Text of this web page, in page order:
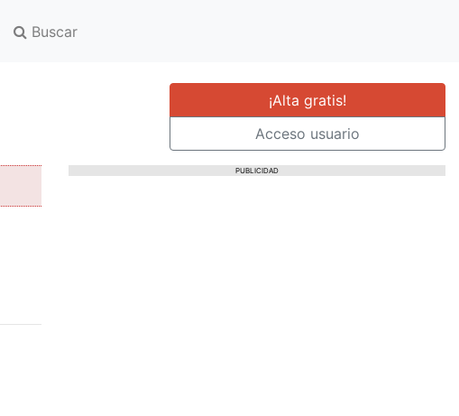
Buscar
¡Alta gratis!
Acceso usuario
PUBLICIDAD